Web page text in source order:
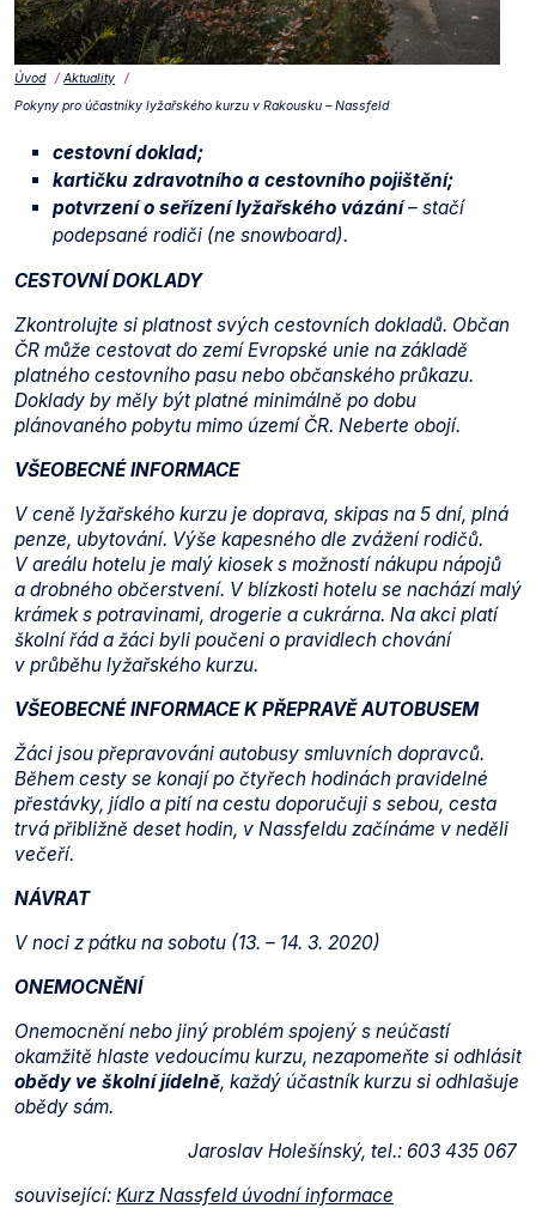
Úvod
Aktuality
Pokyny pro účastníky lyžařského kurzu v Rakousku – Nassfeld
cestovní doklad;
kartičku zdravotního a cestovního pojištění;
potvrzení o seřízení lyžařského vázání– stačí
podepsané rodiči (ne snowboard).
CESTOVNÍ DOKLADY
Zkontrolujte si platnost svých cestovních dokladů. Občan
ČR může cestovat do zemí Evropské unie na základě
platného cestovního pasu nebo občanského průkazu.
Doklady by měly být platné minimálně po dobu
plánovaného pobytu mimo území ČR. Neberte obojí.
VŠEOBECNÉ INFORMACE
V ceně lyžařského kurzu je doprava, skipas na 5 dní, plná
penze, ubytování. Výše kapesného dle zvážení rodičů.
V areálu hotelu je malý kiosek s možností nákupu nápojů
a drobného občerstvení. V blízkosti hotelu se nachází malý
krámek s potravinami, drogerie a cukrárna. Na akci platí
školní řád a žáci byli poučeni o pravidlech chování
v průběhu lyžařského kurzu.
VŠEOBECNÉ INFORMACE K PŘEPRAVĚ AUTOBUSEM
Žáci jsou přepravováni autobusy smluvních dopravců.
Během cesty se konají po čtyřech hodinách pravidelné
přestávky, jídlo a pití na cestu doporučuji s sebou, cesta
trvá přibližně deset hodin, v Nassfeldu začínáme v neděli
večeří.
NÁVRAT
V noci z pátku na sobotu (13. – 14. 3. 2020)
ONEMOCNĚNÍ
Onemocnění nebo jiný problém spojený s neúčastí
okamžitě hlaste vedoucímu kurzu, nezapomeňte si odhlásit
obědy ve školní jídelně, každý účastník kurzu si odhlašuje
obědy sám.
Jaroslav Holešínský, tel.: 603 435 067
související: Kurz Nassfeld úvodní informace